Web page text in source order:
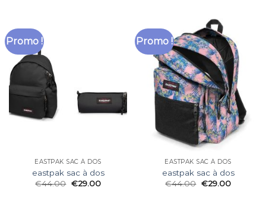
Promo !
EASTPAK SAC À DOS
eastpak sac à dos
€44.00 €29.00
Promo !
EASTPAK SAC À DOS
eastpak sac à dos
€44.00 €29.00